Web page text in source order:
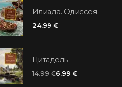
Илиада. Одиссея
24.99 €
Цитадель
14.99 €6.99 €